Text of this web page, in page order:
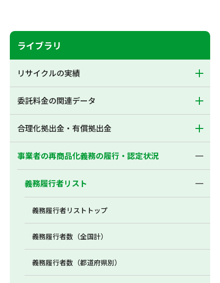
ライブラリ
リサイクルの実績
委託料金の関連データ
合理化拠出金・有償拠出金
事業者の再商品化義務の履行・認定状況
義務履行者リスト
義務履行者リストトップ
義務履行者数（全国計）
義務履行者数（都道府県別）